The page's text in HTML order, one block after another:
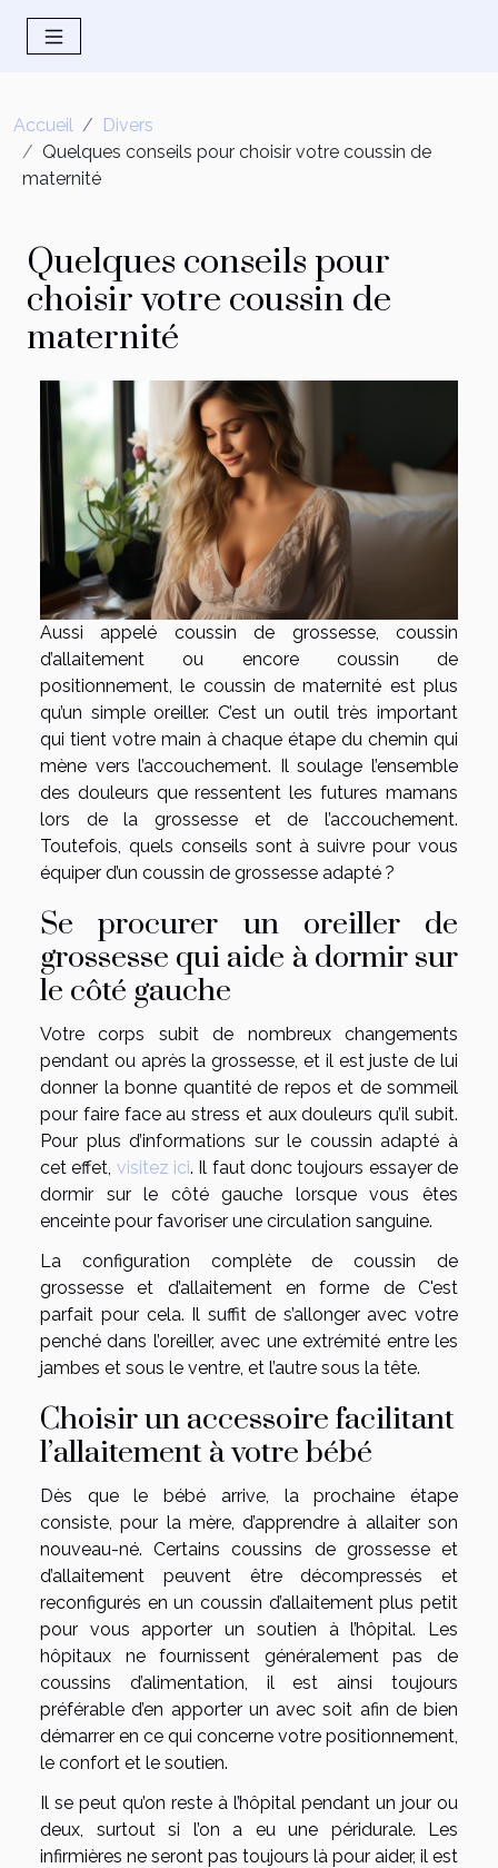
Accueil
Divers
Quelques conseils pour choisir votre coussin de
maternité
Quelques conseils pour
choisir votre coussin de
maternité
Aussi appelé coussin de grossesse, coussin
d’allaitement ou encore coussin de
positionnement, le coussin de maternité est plus
qu’un simple oreiller. C’est un outil très important
qui tient votre main à chaque étape du chemin qui
mène vers l’accouchement. Il soulage l’ensemble
des douleurs que ressentent les futures mamans
lors de la grossesse et de l’accouchement.
Toutefois, quels conseils sont à suivre pour vous
équiper d’un coussin de grossesse adapté ?
Se procurer un oreiller de
grossesse qui aide à dormir sur
le côté gauche
Votre corps subit de nombreux changements
pendant ou après la grossesse, et il est juste de lui
donner la bonne quantité de repos et de sommeil
pour faire face au stress et aux douleurs qu’il subit.
Pour plus d’informations sur le coussin adapté à
cet effet, visitez ici. Il faut donc toujours essayer de
dormir sur le côté gauche lorsque vous êtes
enceinte pour favoriser une circulation sanguine.
La configuration complète de coussin de
grossesse et d’allaitement en forme de C'est
parfait pour cela. Il suffit de s’allonger avec votre
penché dans l’oreiller, avec une extrémité entre les
jambes et sous le ventre, et l’autre sous la tête.
Choisir un accessoire facilitant
l’allaitement à votre bébé
Dès que le bébé arrive, la prochaine étape
consiste, pour la mère, d’apprendre à allaiter son
nouveau-né. Certains coussins de grossesse et
d’allaitement peuvent être décompressés et
reconfigurés en un coussin d’allaitement plus petit
pour vous apporter un soutien à l’hôpital. Les
hôpitaux ne fournissent généralement pas de
coussins d’alimentation, il est ainsi toujours
préférable d’en apporter un avec soit afin de bien
démarrer en ce qui concerne votre positionnement,
le confort et le soutien.
Il se peut qu’on reste à l’hôpital pendant un jour ou
deux, surtout si l’on a eu une péridurale. Les
infirmières ne seront pas toujours là pour aider, il est